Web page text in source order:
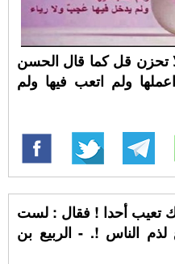
تحزن قل كما قال الحسن
ولم اتعب فيها ولم
تعيب أحدا ! فقال : لست
الناس !. - الربيع بن